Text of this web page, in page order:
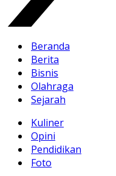
Beranda
Berita
Bisnis
Olahraga
Sejarah
Kuliner
Opini
Pendidikan
Foto